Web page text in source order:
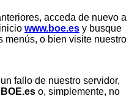
acceda de nuevo a
www.boe.es y busque
menús, o bien visite nuestro
fallo de nuestro servidor,
BOE.es o, simplemente, no